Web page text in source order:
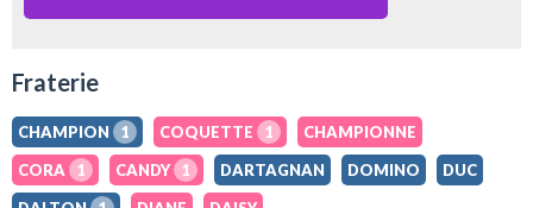
Fraterie
CHAMPION 1 COQUETTE 1
CHAMPIONNE
CORA
1 CANDY 1 DARTAGNAN DOMINO
DUC